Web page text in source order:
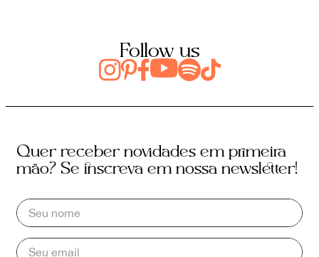
Follow us
Quer receber novidades em primeira
mão? Se inscreva em nossa newsletter!